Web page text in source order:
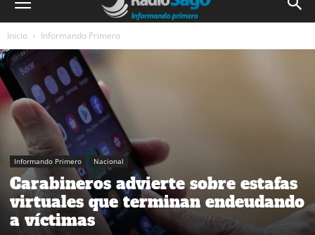
Inicio Informando Primero
Informando Primero Nacional
Carabineros advierte sobre estafas
virtuales que terminan endeudando
a víctimas